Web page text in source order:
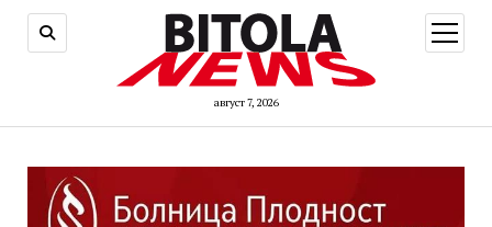
август 7, 2026
open
menu